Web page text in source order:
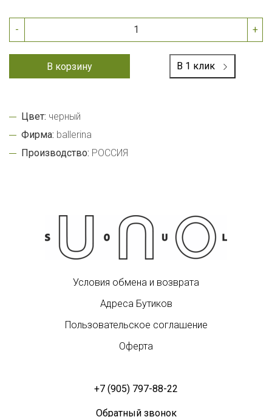
- +
В корзину В 1 клик
Цвет: черный
Фирма: ballerina
Производство: РОССИЯ
Условия обмена и возврата
Адреса Бутиков
Пользовательское соглашение
Оферта
+7 (905) 797-88-22
Обратный звонок